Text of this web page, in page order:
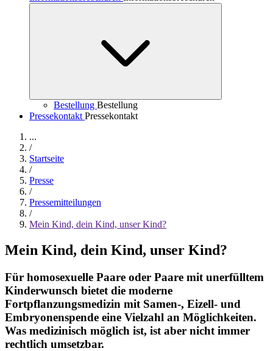
Bestellung Bestellung
Pressekontakt Pressekontakt
...
/
Startseite
/
Presse
/
Pressemitteilungen
/
Mein Kind, dein Kind, unser Kind?
Mein Kind, dein Kind, unser Kind?
Für homosexuelle Paare oder Paare mit unerfülltem
Kinderwunsch bietet die moderne
Fortpflanzungsmedizin mit Samen-, Eizell- und
Embryonenspende eine Vielzahl an Möglichkeiten.
Was medizinisch möglich ist, ist aber nicht immer
rechtlich umsetzbar.